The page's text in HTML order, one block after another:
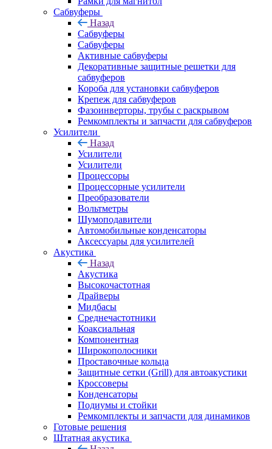
Сабвуферы
Назад
Сабвуферы
Сабвуферы
Активные сабвуферы
Декоративные защитные решетки для
сабвуферов
Короба для установки сабвуферов
Крепеж для сабвуферов
Фазоинверторы, трубы с раскрывом
Ремкомплекты и запчасти для сабвуферов
Усилители
Назад
Усилители
Усилители
Процессоры
Процессорные усилители
Преобразователи
Вольтметры
Шумоподавители
Автомобильные конденсаторы
Аксессуары для усилителей
Акустика
Назад
Акустика
Высокочастотная
Драйверы
Мидбасы
Среднечастотники
Коаксиальная
Компонентная
Широкополосники
Проставочные кольца
Защитные сетки (Grill) для автоакустики
Кроссоверы
Конденсаторы
Подиумы и стойки
Ремкомплекты и запчасти для динамиков
Готовые решения
Штатная акустика